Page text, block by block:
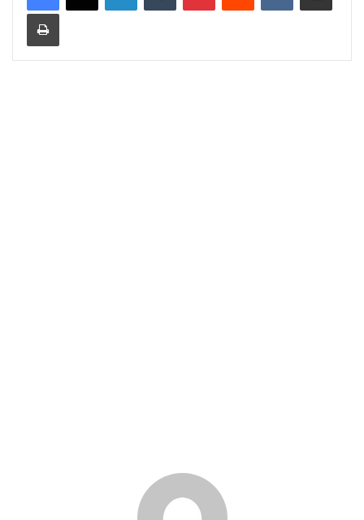
Print